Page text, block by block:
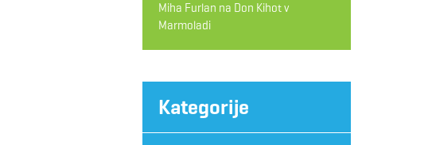
Miha Furlan na Don Kihot v
Marmoladi
Kategorije